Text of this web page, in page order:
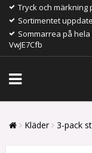
Tryck och
Sortimentet
Sommarrea på
VwJE7Cfb
Kläder 3-pack